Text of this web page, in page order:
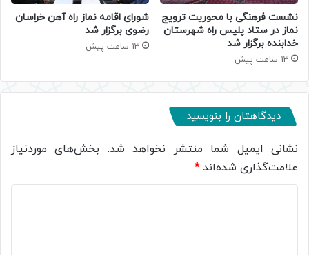
نشست فرهنگی با محوریت ترویج
نماز در ستاد پلیس راه شهرستان
خدابنده برگزار شد
13 ساعت پیش
شورای اقامه نماز راه آهن خراسان
رضوی برگزار شد
13 ساعت پیش
دیدگاهتان را بنویسید
نشانی ایمیل شما منتشر نخواهد شد. بخش‌های موردنیاز
علامت‌گذاری شده‌اند*